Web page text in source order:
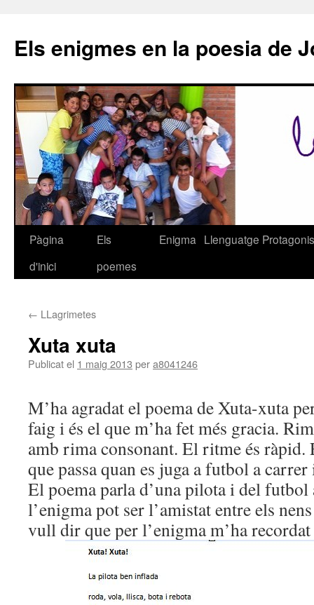
Els enigmes en la poesia de
Vés
Pàgina
d'inici
Els
poemes
Enigma Llenguatge
← LLagrimetes
Xuta xuta
Publicat el 1 maig 2013 pera8041246
M’ha agradat el poema de Xuta-xuta
faig i és el que m’ha fet més gracia.
amb rima consonant. El ritme és ràpid.
que passa quan es juga a futbol a
El poema parla d’una pilota i del futbol
l’enigma pot ser l’amistat entre els
vull dir que per l’enigma m’ha